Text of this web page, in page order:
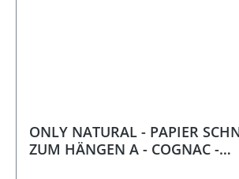
ONLY NATURAL - PAPIER
ZUM HÄNGEN A - COGNAC -